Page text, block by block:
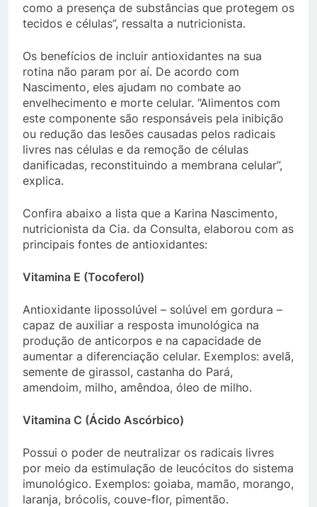
como a presença de substâncias que protegem os
tecidos e células”, ressalta a nutricionista.
Os benefícios de incluir antioxidantes na sua
rotina não param por aí. De acordo com
Nascimento, eles ajudam no combate ao
envelhecimento e morte celular. “Alimentos com
este componente são responsáveis pela inibição
ou redução das lesões causadas pelos radicais
livres nas células e da remoção de células
danificadas, reconstituindo a membrana celular”,
explica.
Confira abaixo a lista que a Karina Nascimento,
nutricionista da Cia. da Consulta, elaborou com as
principais fontes de antioxidantes:
Vitamina E (Tocoferol)
Antioxidante lipossolúvel – solúvel em gordura –
capaz de auxiliar a resposta imunológica na
produção de anticorpos e na capacidade de
aumentar a diferenciação celular. Exemplos: avelã,
semente de girassol, castanha do Pará,
amendoim, milho, amêndoa, óleo de milho.
Vitamina C (Ácido Ascórbico)
Possui o poder de neutralizar os radicais livres
por meio da estimulação de leucócitos do sistema
imunológico. Exemplos: goiaba, mamão, morango,
laranja, brócolis, couve-flor, pimentão.